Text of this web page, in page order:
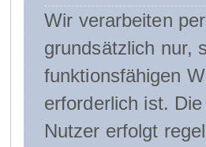
Wir verarbeiten
grundsätzlich nur,
funktionsfähigen
erforderlich ist.
Nutzer erfolgt